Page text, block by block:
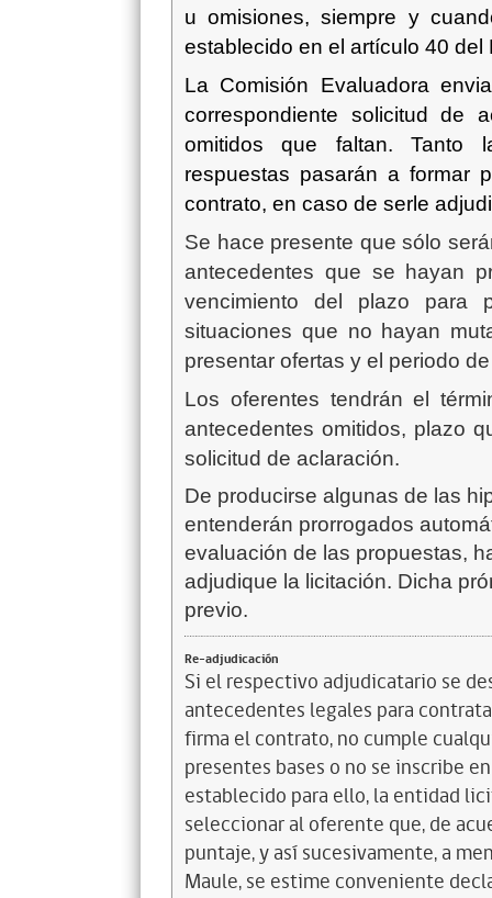
u omisiones, siempre y
establecido en el artículo 40
La Comisión Evaluadora
correspondiente solicitud de
omitidos que faltan. Tanto
respuestas pasarán a formar
contrato, en caso de serle
Se hace presente que sólo
antecedentes que se hayan
vencimiento del plazo para
situaciones que no hayan
presentar ofertas y el periodo
Los oferentes tendrán el
antecedentes omitidos, plazo
solicitud de aclaración.
De producirse algunas de las
entenderán prorrogados
evaluación de las propuestas,
adjudique la licitación. Dicha
previo.
Re-adjudicación
Si el respectivo adjudicatario se
antecedentes legales para
firma el contrato, no cumple
presentes bases o no se inscribe
establecido para ello, la entidad
seleccionar al oferente que, de
puntaje, y así sucesivamente, a
Maule, se estime conveniente